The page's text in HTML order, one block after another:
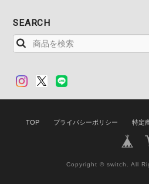
SEARCH
TOP プライバシーポリシー 特定
Copyright © switch. All